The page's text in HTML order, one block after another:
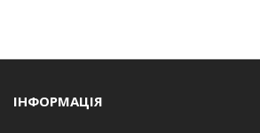
ІНФОРМАЦІЯ